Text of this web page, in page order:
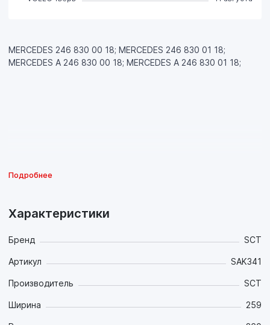
MERCEDES 246 830 00 18; MERCEDES 246 830 01 18;
MERCEDES A 246 830 00 18; MERCEDES A 246 830 01 18;
Подробнее
Характеристики
Бренд SCT
Артикул SAK341
Производитель SCT
Ширина 259